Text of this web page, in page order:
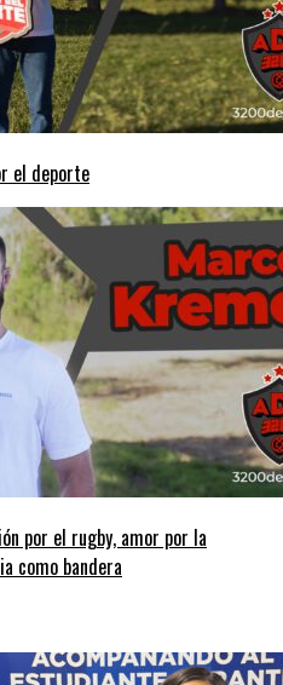
el deporte
por el rugby, amor por la
como bandera